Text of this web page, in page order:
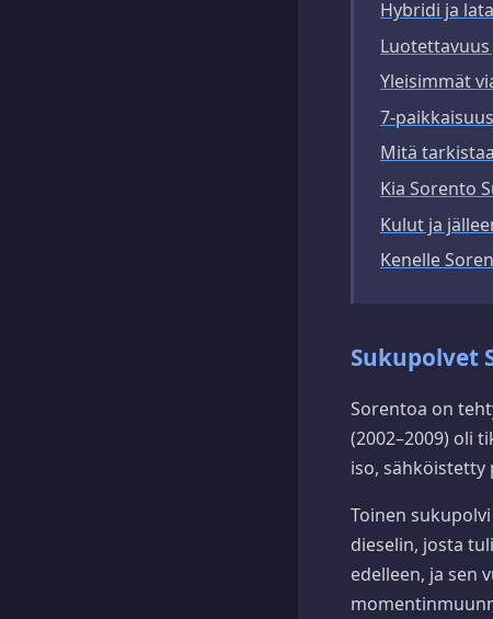
Hybridi ja
Yleisimmät
7-
Mitä
Kia Sorento
Kulut ja
Kenelle
Sukupolvet
Sorentoa on
(2002–2009) oli
iso,
Toinen
dieselin, josta
edelleen, ja sen